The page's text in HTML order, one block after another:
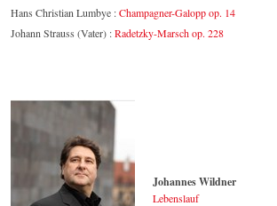
Hans Christian Lumbye :Champagner-Galopp op. 14
Johann Strauss (Vater) :Radetzky-Marsch op. 228
Johannes Wildner
Lebenslauf